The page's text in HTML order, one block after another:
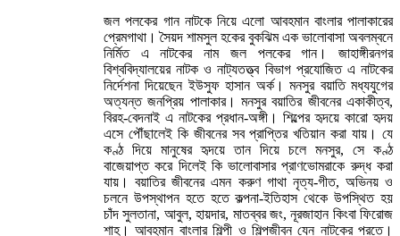
জল পলকের গান নাটকে নিয়ে এলো আবহমান বাংলার পালাকারের
প্রেমগাথা। সৈয়দ শামসুল হকের বুকঝিম এক ভালোবাসা অবলম্বনে
নির্মিত এ নাটকের নাম জল পলকের গান। জাহাঙ্গীরনগর
বিশ্ববিদ্যালয়ের নাটক ও নাট্যতত্ত্ব বিভাগ প্রযোজিত এ নাটকের
নির্দেশনা দিয়েছেন ইউসুফ হাসান অর্ক। মনসুর বয়াতি মধ্যযুগের
অত্যন্ত জনপ্রিয় পালাকার। মনসুর বয়াতির জীবনের একাকীত্ব,
বিরহ-বেদনাই এ নাটকের প্রধান-অঙ্গী। শিল্পের হৃদয়ে কারো হৃদয়
এসে পৌঁছালেই কি জীবনের সব প্রাপ্তির খতিয়ান করা যায়। যে
কণ্ঠ দিয়ে মানুষের হৃদয়ে তান দিয়ে চলে মনসুর, সে কণ্ঠ
বাজেয়াপ্ত করে দিলেই কি ভালোবাসার প্রাণভোমরাকে রুদ্ধ করা
যায়। বয়াতির জীবনের এমন করুণ গাথা নৃত্য-গীত, অভিনয় ও
চলনে উপস্থাপন হতে হতে কল্পনা-ইতিহাস থেকে উপস্থিত হয়
চাঁদ সুলতানা, আবুল, হায়দার, মাতব্বর জং, নূরজাহান কিংবা ফিরোজ
শাহ। আবহমান বাংলার শিল্পী ও শিল্পজীবন যেন নাটকের পরতে।